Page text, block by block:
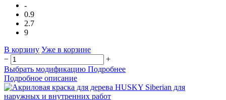
-
0.9
2.7
9
В корзину Уже в корзине
−
+
Выбрать модификацию Подробнее
Подробное описание